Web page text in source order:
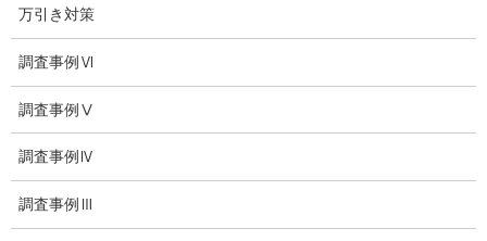
法令遵守
推奨・提携法律事務所
ブログ
探偵エッセイ
探偵コラム
万引き対策
調査事例Ⅵ
調査事例Ⅴ
調査事例Ⅳ
調査事例Ⅲ